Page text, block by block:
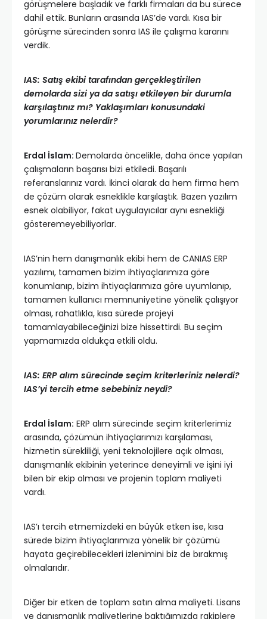
görüşmelere başladık ve farklı firmaları da bu sürece
dahil ettik. Bunların arasında IAS’de vardı. Kısa bir
görüşme sürecinden sonra IAS ile çalışma kararını
verdik.
IAS: Satış ekibi tarafından gerçekleştirilen
demolarda sizi ya da satışı etkileyen bir durumla
karşılaştınız mı? Yaklaşımları konusundaki
yorumlarınız nelerdir?
Erdal İslam: Demolarda öncelikle, daha önce yapılan
çalışmaların başarısı bizi etkiledi. Başarılı
referanslarınız vardı. İkinci olarak da hem firma hem
de çözüm olarak esneklikle karşılaştık. Bazen yazılım
esnek olabiliyor, fakat uygulayıcılar aynı esnekliği
gösteremeyebiliyorlar.
IAS’nin hem danışmanlık ekibi hem de CANIAS ERP
yazılımı, tamamen bizim ihtiyaçlarımıza göre
konumlanıp, bizim ihtiyaçlarımıza göre uyumlanıp,
tamamen kullanıcı memnuniyetine yönelik çalışıyor
olması, rahatlıkla, kısa sürede projeyi
tamamlayabileceğinizi bize hissettirdi. Bu seçim
yapmamızda oldukça etkili oldu.
IAS: ERP alım sürecinde seçim kriterleriniz nelerdi?
IAS’yi tercih etme sebebiniz neydi?
Erdal İslam: ERP alım sürecinde seçim kriterlerimiz
arasında, çözümün ihtiyaçlarımızı karşılaması,
hizmetin sürekliliği, yeni teknolojilere açık olması,
danışmanlık ekibinin yeterince deneyimli ve işini iyi
bilen bir ekip olması ve projenin toplam maliyeti
vardı.
IAS’ı tercih etmemizdeki en büyük etken ise, kısa
sürede bizim ihtiyaçlarımıza yönelik bir çözümü
hayata geçirebilecekleri izlenimini biz de bırakmış
olmalarıdır.
Diğer bir etken de toplam satın alma maliyeti. Lisans
ve danışmanlık maliyetlerine baktığımızda rakiplere